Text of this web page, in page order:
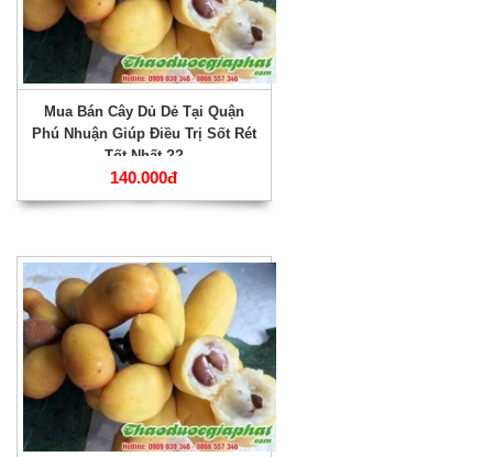
Mua Bán Cây Dủ Dẻ Tại Quận
Phú Nhuận Giúp Điều Trị Sốt Rét
Tốt Nhất ??
140.000đ